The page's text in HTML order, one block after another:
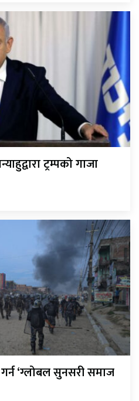
ट्रम्पको गाजा
‘ग्लोबल सुनसरी समाज